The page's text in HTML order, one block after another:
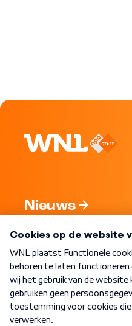
Nieuws
Nieuwsbrief
Word Lid